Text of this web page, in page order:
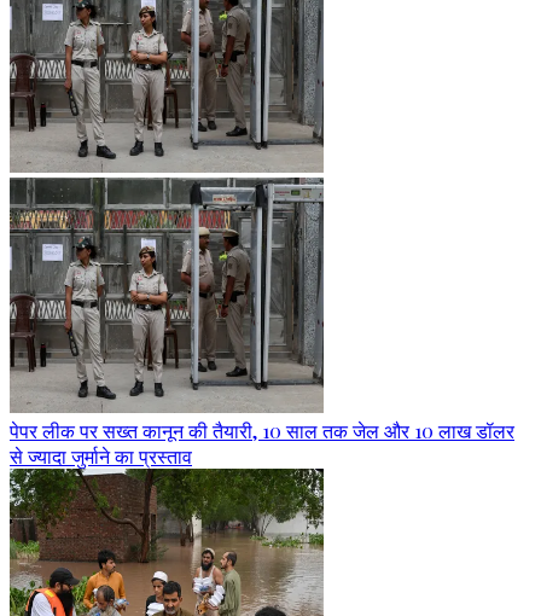
पेपर लीक पर सख्त कानून की तैयारी, 10 साल तक जेल और 10 लाख डॉलर
से ज्यादा जुर्माने का प्रस्ताव